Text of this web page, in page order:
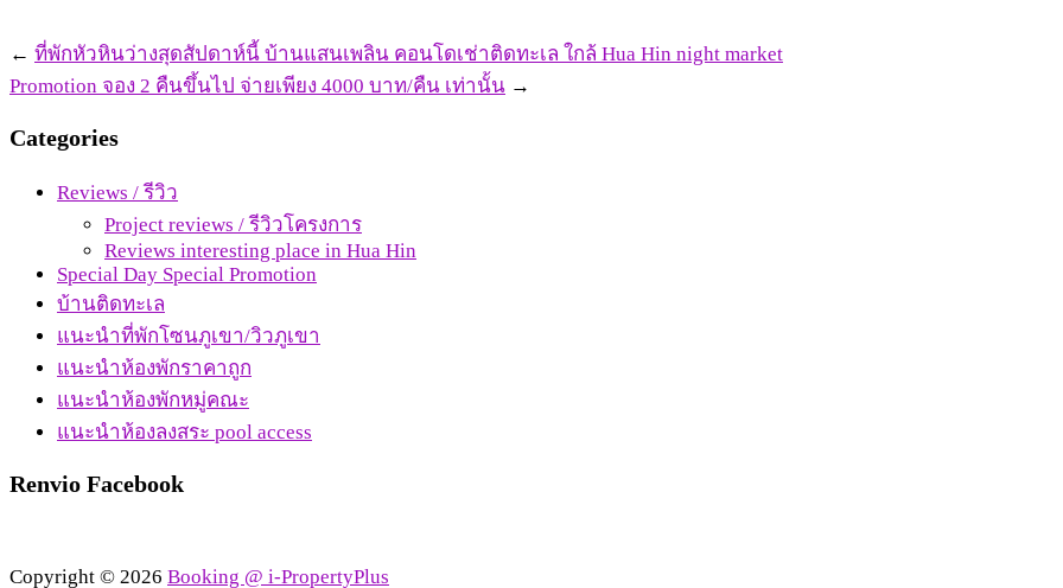
← ที่พักหัวหินว่างสุดสัปดาห์นี้ บ้านแสนเพลิน คอนโดเช่าติดทะเล ใกล้ Hua Hin night market
Promotion จอง 2 คืนขึ้นไป จ่ายเพียง 4000 บาท/คืน เท่านั้น →
Categories
Reviews / รีวิว
Project reviews / รีวิวโครงการ
Reviews interesting place in Hua Hin
Special Day Special Promotion
บ้านติดทะเล
แนะนำที่พักโซนภูเขา/วิวภูเขา
แนะนำห้องพักราคาถูก
แนะนำห้องพักหมู่คณะ
แนะนำห้องลงสระ pool access
Renvio Facebook
Copyright © 2026 Booking @ i-PropertyPlus